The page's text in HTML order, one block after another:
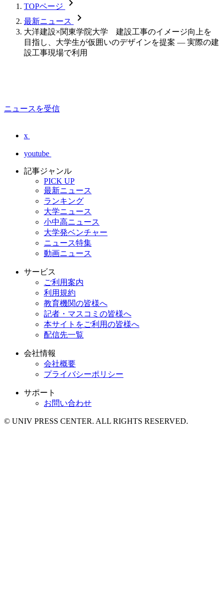
TOPページ
最新ニュース chevron_forward
大洋建設×関東学院大学 建設工事のイメージ向上を
目指し、大学生が仮囲いのデザインを提案 — 実際の建
設工事現場で利用
ニュースを受信
x
youtube
記事ジャンル
PICK UP
最新ニュース
ランキング
大学ニュース
小中高ニュース
大学発ベンチャー
ニュース特集
動画ニュース
サービス
ご利用案内
利用規約
教育機関の皆様へ
記者・マスコミの皆様へ
本サイトをご利用の皆様へ
配信先一覧
会社情報
会社概要
プライバシーポリシー
サポート
お問い合わせ
© UNIV PRESS CENTER. ALL RIGHTS RESERVED.